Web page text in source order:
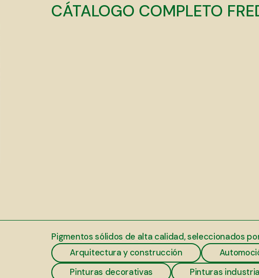
CÁTALOGO COMPLETO
Pigmentos sólidos de alta calidad, seleccionados
Arquitectura y construcción
Pinturas decorativas
Pinturas